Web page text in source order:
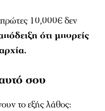
πρώτες 10,000€ δεν
ότι μπορείς
σου
το εξής λάθος: